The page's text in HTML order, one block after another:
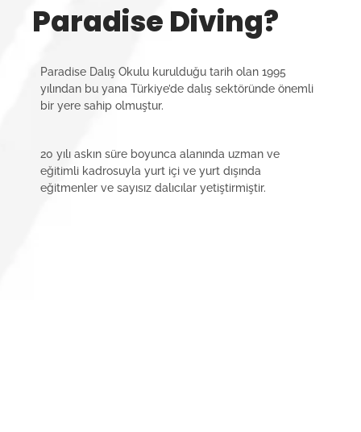
Paradise Diving?
Paradise Dalış Okulu kurulduğu tarih olan 1995
yılından bu yana Türkiye’de dalış sektöründe önemli
bir yere sahip olmuştur.
20 yılı askın süre boyunca alanında uzman ve
eğitimli kadrosuyla yurt içi ve yurt dışında
eğitmenler ve sayısız dalıcılar yetiştirmiştir.